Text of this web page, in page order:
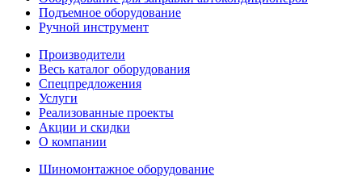
Подъемное оборудование
Ручной инструмент
Производители
Весь каталог оборудования
Спецпредложения
Услуги
Реализованные проекты
Акции и скидки
О компании
Шиномонтажное оборудование